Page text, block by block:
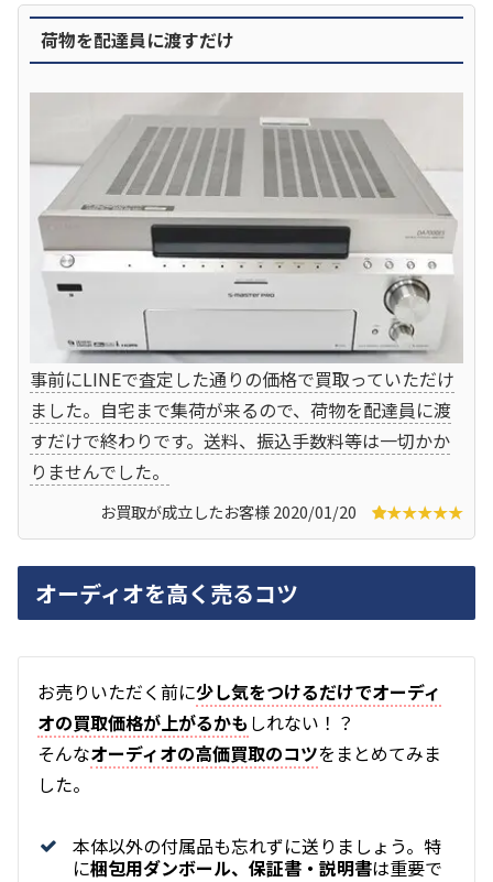
荷物を配達員に渡すだけ
事前にLINEで査定した通りの価格で買取っていただけ
ました。自宅まで集荷が来るので、荷物を配達員に渡
すだけで終わりです。送料、振込手数料等は一切かか
りませんでした。
お買取が成立したお客様 2020/01/20 ★★★★★
オーディオを高く売るコツ
お売りいただく前に少し気をつけるだけでオーディ
オの買取価格が上がるかもしれない！？
そんなオーディオの高価買取のコツをまとめてみま
した。
本体以外の付属品も忘れずに送りましょう。特
に梱包用ダンボール、保証書・説明書は重要で